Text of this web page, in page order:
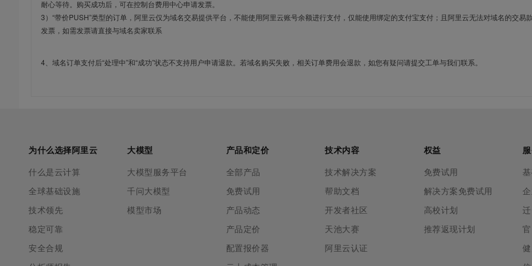
耐心等待。购买成功后，可在控制台费用中心申请发票。
3）“带价PUSH”类型的订单，阿里云仅为域名交易提供平台，不能使用阿里云账号余额进行支付，仅能使用绑定的支付宝支付；且阿里云无法对域名的交易
发票，如需发票请直接与域名卖家联系
4、域名订单支付后“处理中”和“成功”状态不支持用户申请退款。若域名购买失败，相关订单费用会退款，如您有疑问请提交工单与我们联系。